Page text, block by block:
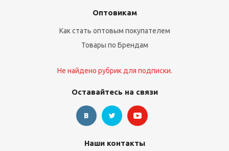
Оптовикам
Как стать оптовым покупателем
Товары по Брендам
Не найдено рубрик для подписки.
Оставайтесь на связи
Наши контакты